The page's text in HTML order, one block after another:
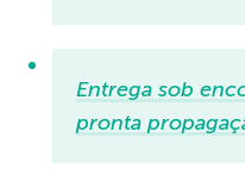
Entrega sob
pronta